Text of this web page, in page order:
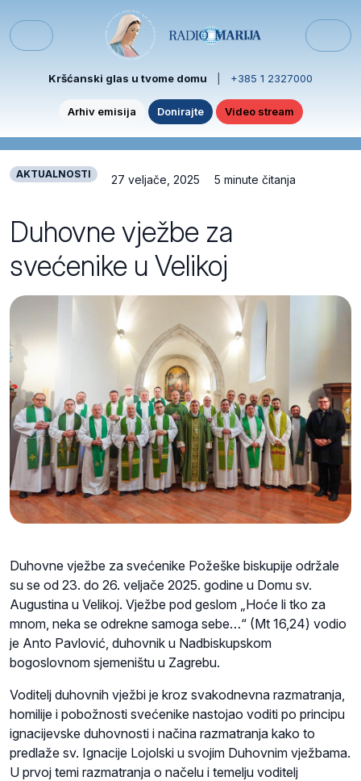
Menu
Kršćanski glas u tvome domu +385 1 2327000
Arhiv emisija Donirajte Video stream
AKTUALNOSTI 27 veljače, 2025 5 minute čitanja
Duhovne vježbe za
svećenike u Velikoj
Duhovne vježbe za svećenike Požeške biskupije održale
su se od 23. do 26. veljače 2025. godine u Domu sv.
Augustina u Velikoj. Vježbe pod geslom „Hoće li tko za
mnom, neka se odrekne samoga sebe…“ (Mt 16,24) vodio
je Anto Pavlović, duhovnik u Nadbiskupskom
bogoslovnom sjemeništu u Zagrebu.
Voditelj duhovnih vježbi je kroz svakodnevna razmatranja,
homilije i pobožnosti svećenike nastojao voditi po principu
ignacijevske duhovnosti i načina razmatranja kako to
predlaže sv. Ignacije Lojolski u svojim Duhovnim vježbama.
U prvoj temi razmatranja o načelu i temelju voditelj